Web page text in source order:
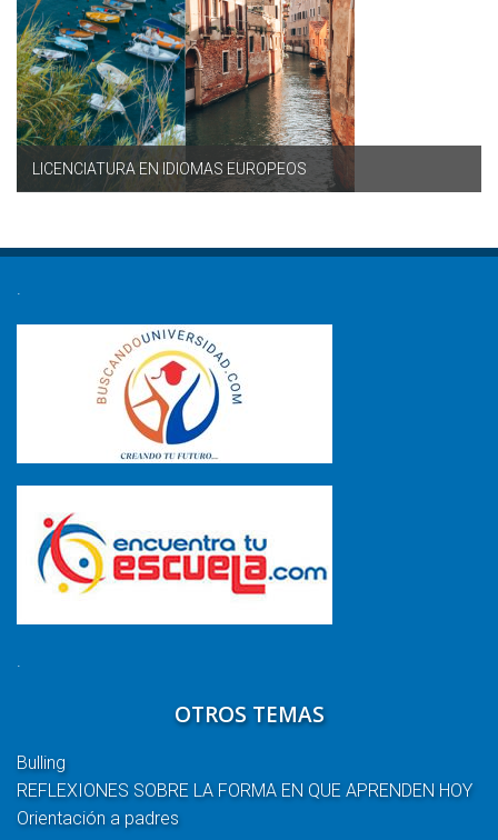
LICENCIATURA EN IDIOMAS EUROPEOS
.
.
OTROS TEMAS
Bulling
REFLEXIONES SOBRE LA FORMA EN QUE APRENDEN HOY
Orientación a padres